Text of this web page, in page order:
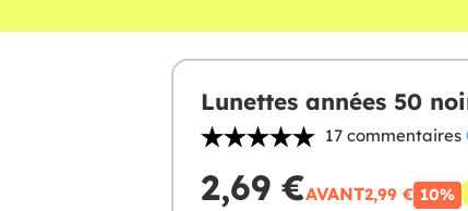
Lunettes années 50
17 commentaires
2,69 €AVANT2,99 € 10%